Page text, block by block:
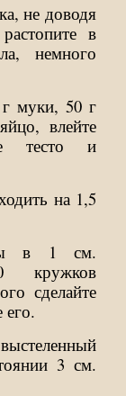
не доводя
в
немного
муки, 50 г
влейте
тесто и
на 1,5
в 1 см.
кружков
сделайте
его.
3 см.